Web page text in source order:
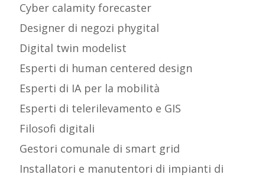
Cyber calamity forecaster
Designer di negozi phygital
Digital twin modelist
Esperti di human centered design
Esperti di IA per la mobilità
Esperti di telerilevamento e GIS
Filosofi digitali
Gestori comunale di smart grid
Installatori e manutentori di impianti di